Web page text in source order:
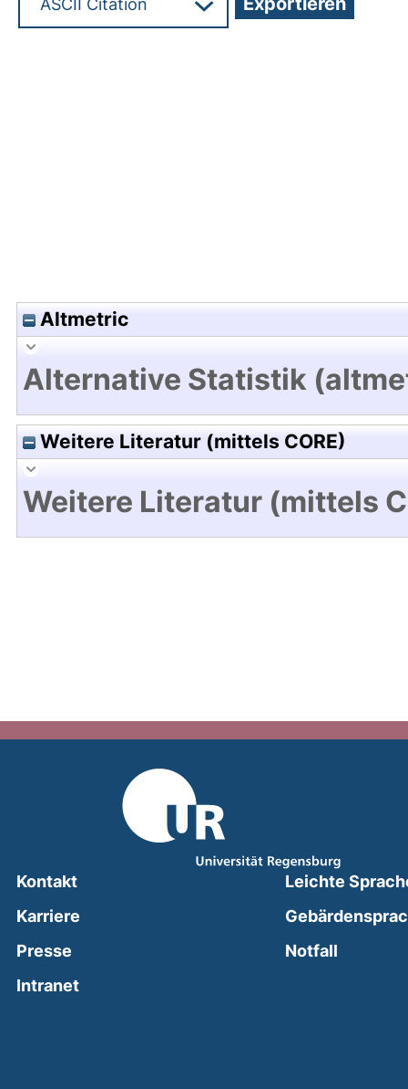
Altmetric
Alternative Statistik
Weitere Literatur (mittels CORE)
Weitere Literatur (mittels
Kontakt
Karriere
Presse
Intranet(external link, opens in a new window)
Leichte
Notfall